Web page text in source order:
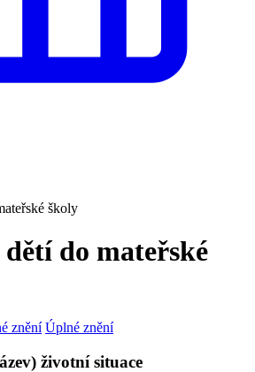
školy
do mateřské
znění Úplné znění
životní situace